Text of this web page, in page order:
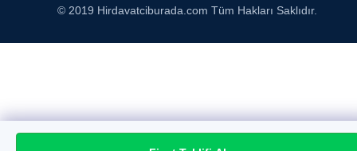
© 2019 Hirdavatciburada.com Tüm Hakları Saklıdır.